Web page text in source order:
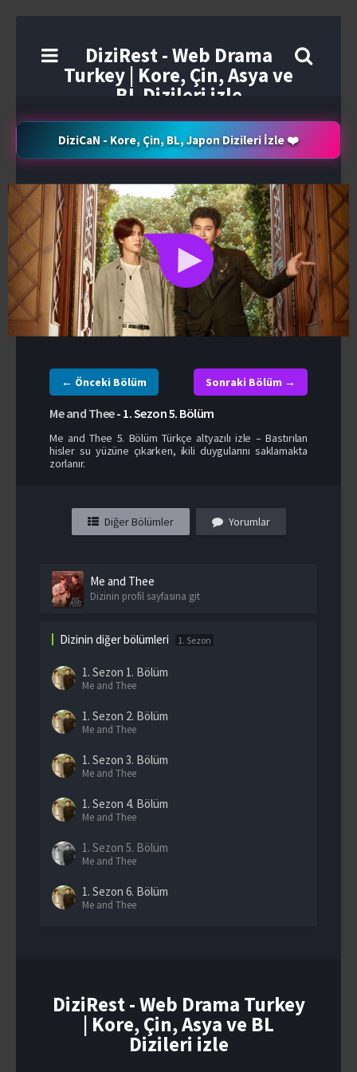
DiziRest - Web Drama
Turkey | Kore, Çin, Asya ve
BL Dizileri izle
DiziCaN - Kore, Çin, BL, Japon Dizileri İzle ❤️
← Önceki Bölüm Sonraki Bölüm →
Me and Thee- 1. Sezon5. Bölüm
Me and Thee 5. Bölüm Türkçe altyazılı izle – Bastırılan
hisler su yüzüne çıkarken, ikili duygularını saklamakta
zorlanır.
Diğer Bölümler Yorumlar
Me and Thee
Dizinin profil sayfasına git
Dizinin diğer bölümleri 1. Sezon
1. Sezon 1. Bölüm
Me and Thee
1. Sezon 2. Bölüm
Me and Thee
1. Sezon 3. Bölüm
Me and Thee
1. Sezon 4. Bölüm
Me and Thee
1. Sezon 5. Bölüm
Me and Thee
1. Sezon 6. Bölüm
Me and Thee
1. Sezon9. Bölüm
Me and Thee
DiziRest - Web Drama Turkey
| Kore, Çin, Asya ve BL
Dizileri izle